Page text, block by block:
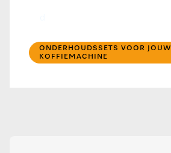
ONDERHOUDSSETS VOOR JOUW
KOFFIEMACHINE